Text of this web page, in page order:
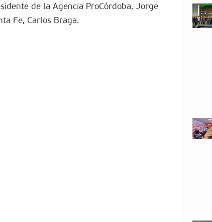
de la Agencia ProCórdoba, Jorge
Fe, Carlos Braga.